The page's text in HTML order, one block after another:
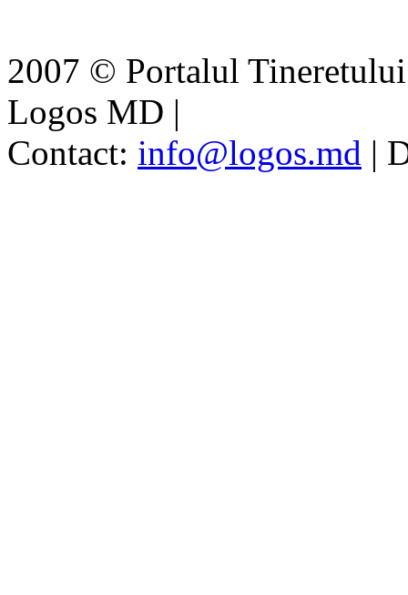
2007 © Portalul
Logos MD |
Contact: info@logos.md |